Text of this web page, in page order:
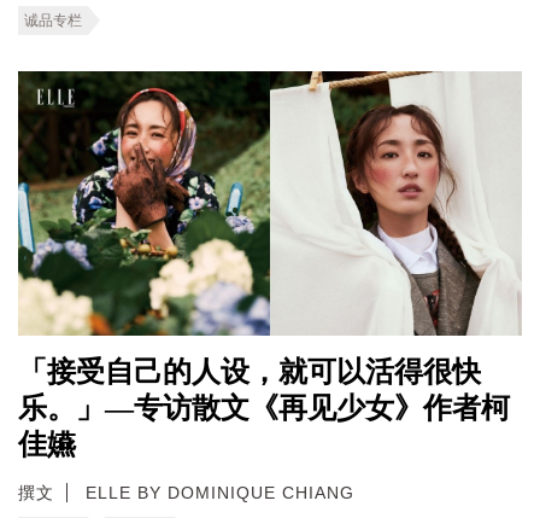
诚品专栏
「接受自己的人设，就可以活得很快
乐。」—专访散文《再见少女》作者柯
佳嬿
撰文 ELLE BY DOMINIQUE CHIANG